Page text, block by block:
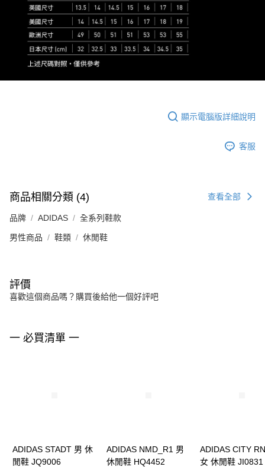
顯示電腦版詳細說明
客服
商品相關分類 (4) 查看全部
品牌 ADIDAS 全系列鞋款
男性商品 鞋類 休閒鞋
評價
喜歡這個商品嗎？購買後給他一個好評吧
一 必買清單 一
ADIDAS STADT 男 休
閒鞋 JQ9006
ADIDAS NMD_R1 男
休閒鞋 HQ4452
ADIDAS CITY
女 休閒鞋 JI0831